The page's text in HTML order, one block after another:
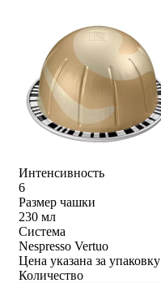
Интенсивность
6
Размер чашки
230 мл
Система
Nespresso Vertuo
Цена указана за упаковку
Количество